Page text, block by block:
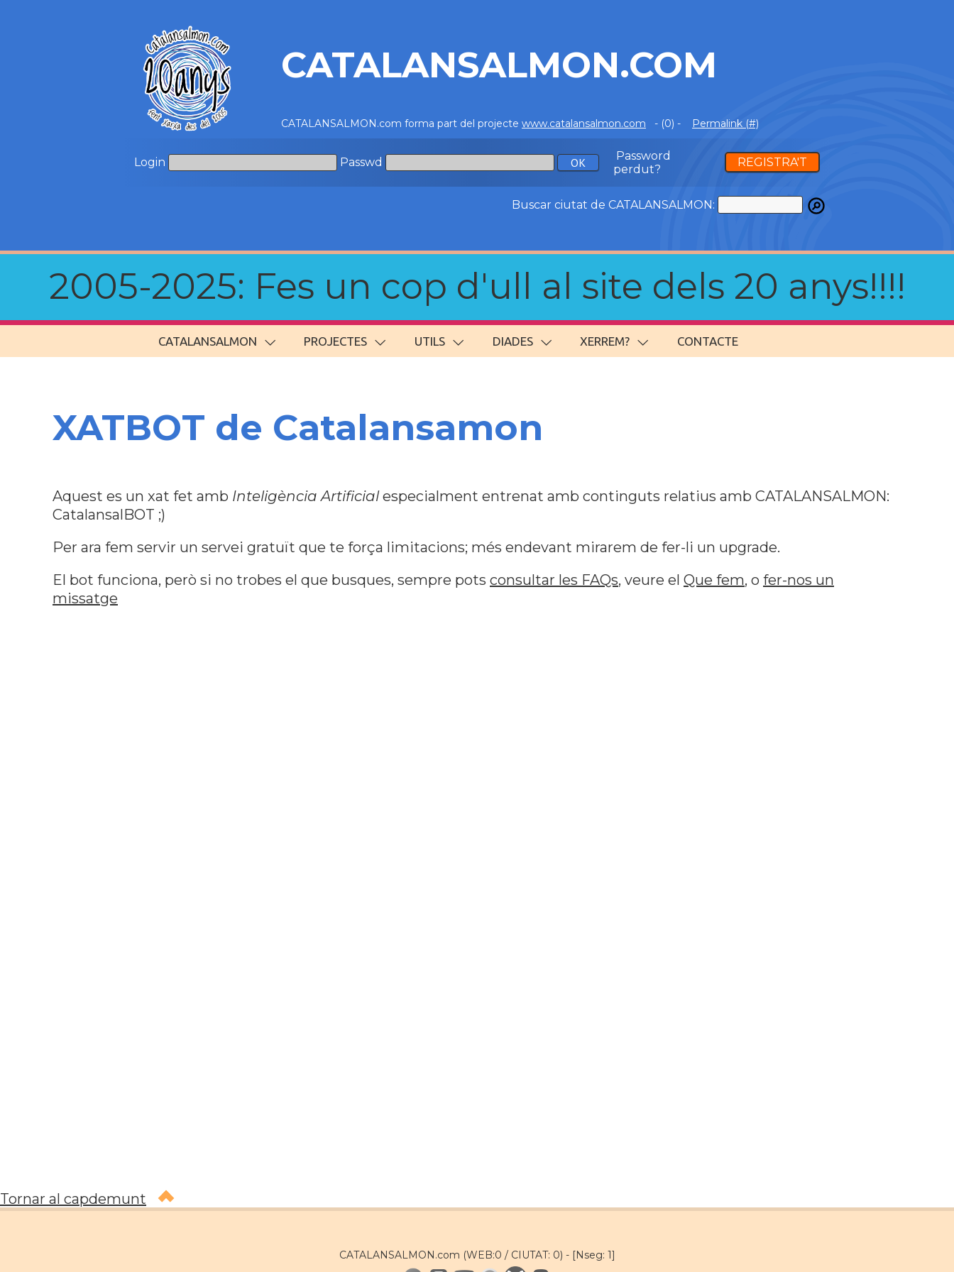
CATALANSALMON.COM
CATALANSALMON.com forma part del projecte www.catalansalmon.com - (0) - Permalink (#)
Login Passwd
Password
perdut?
REGISTRA'T
Buscar ciutat de CATALANSALMON:
2005-2025: Fes un cop d'ull al site dels 20 anys!!!!
CATALANSALMON PROJECTES UTILS DIADES XERREM? CONTACTE
XATBOT de Catalansamon
Aquest es un xat fet amb Inteligència Artificialespecialment entrenat amb continguts relatius amb CATALANSALMON:
CatalansalBOT ;)
Per ara fem servir un servei gratuït que te força limitacions; més endevant mirarem de fer-li un upgrade.
El bot funciona, però si no trobes el que busques, sempre pots consultar les FAQs, veure el Que fem, o fer-nos un
missatge
Tornar al capdemunt
CATALANSALMON.com (WEB:0 / CIUTAT: 0) - [Nseg: 1]